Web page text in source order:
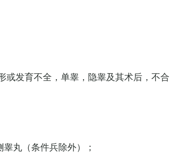
或发育不全，单睾，隐睾及其术后，不合
丸（条件兵除外）；